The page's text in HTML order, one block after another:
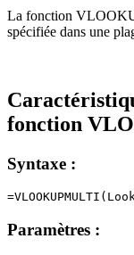
La fonction
spécifiée dans une
fonction
Syntaxe :
Paramètres :